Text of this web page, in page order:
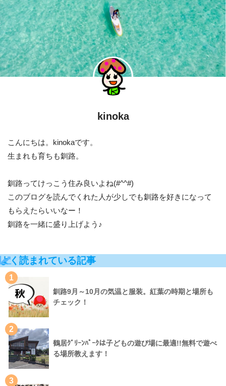
kinoka
こんにちは。kinokaです。
生まれも育ちも釧路。
釧路ってけっこう住み良いよね(#^^#)
このブログを読んでくれた人が少しでも釧路を好きになって
もらえたらいいなー！
釧路を一緒に盛り上げよう♪
よく読まれている記事
1
釧路9月～10月の気温と服装。紅葉の時期と場所も
チェック！
2
鶴居ｸﾞﾘｰﾝﾊﾟｰｸは子どもの遊び場に最適!!無料で遊べ
る場所教えます！
3